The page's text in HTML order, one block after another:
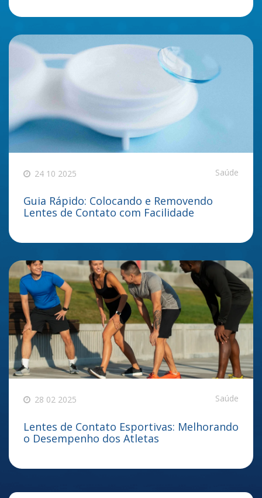
24 10 2025 Saúde
Guia Rápido: Colocando e Removendo
Lentes de Contato com Facilidade
28 02 2025 Saúde
Lentes de Contato Esportivas: Melhorando
o Desempenho dos Atletas